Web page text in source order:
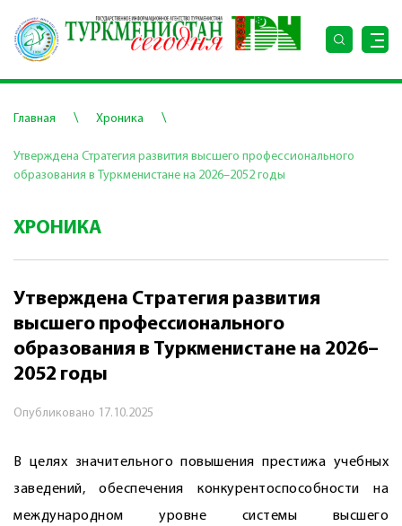
Главная \ Хроника \
Утверждена Стратегия развития высшего профессионального
образования в Туркменистане на 2026–2052 годы
ХРОНИКА
Утверждена Стратегия развития
высшего профессионального
образования в Туркменистане на 2026–
2052 годы
Опубликовано 17.10.2025
В целях значительного повышения престижа учебных
заведений, обеспечения конкурентоспособности на
международном уровне системы высшего